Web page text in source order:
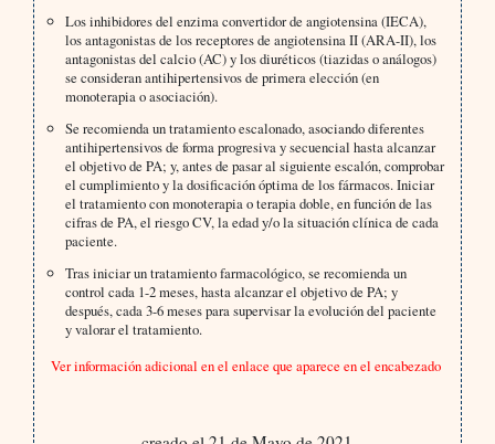
Los inhibidores del enzima convertidor de angiotensina (IECA),
los antagonistas de los receptores de angiotensina II (ARA-II), los
antagonistas del calcio (AC) y los diuréticos (tiazidas o análogos)
se consideran antihipertensivos de primera elección (en
monoterapia o asociación).
Se recomienda un tratamiento escalonado, asociando diferentes
antihipertensivos de forma progresiva y secuencial hasta alcanzar
el objetivo de PA; y, antes de pasar al siguiente escalón, comprobar
el cumplimiento y la dosificación óptima de los fármacos. Iniciar
el tratamiento con monoterapia o terapia doble, en función de las
cifras de PA, el riesgo CV, la edad y/o la situación clínica de cada
paciente.
Tras iniciar un tratamiento farmacológico, se recomienda un
control cada 1-2 meses, hasta alcanzar el objetivo de PA; y
después, cada 3-6 meses para supervisar la evolución del paciente
y valorar el tratamiento.
Ver información adicional en el enlace que aparece en el encabezado